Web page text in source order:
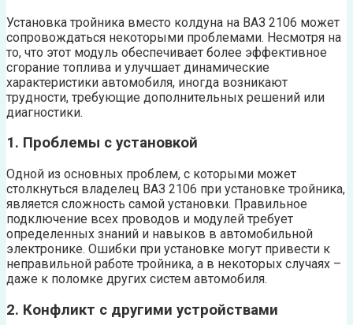
Установка тройника вместо колдуна на ВАЗ 2106 может
сопровождаться некоторыми проблемами. Несмотря на
то, что этот модуль обеспечивает более эффективное
сгорание топлива и улучшает динамические
характеристики автомобиля, иногда возникают
трудности, требующие дополнительных решений или
диагностики.
1. Проблемы с установкой
Одной из основных проблем, с которыми может
столкнуться владелец ВАЗ 2106 при установке тройника,
является сложность самой установки. Правильное
подключение всех проводов и модулей требует
определенных знаний и навыков в автомобильной
электронике. Ошибки при установке могут привести к
неправильной работе тройника, а в некоторых случаях –
даже к поломке других систем автомобиля.
2. Конфликт с другими устройствами